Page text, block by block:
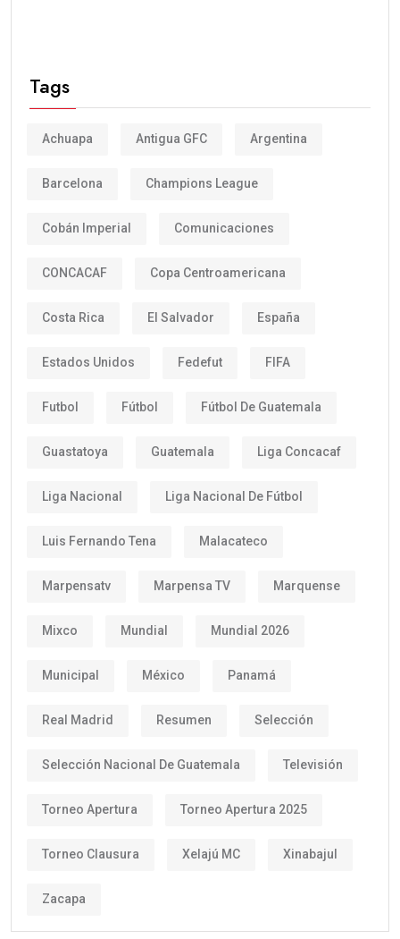
Tags
Achuapa Antigua GFC Argentina
Barcelona Champions League
Cobán Imperial Comunicaciones
CONCACAF Copa Centroamericana
Costa Rica El Salvador España
Estados Unidos Fedefut FIFA
Futbol Fútbol Fútbol De Guatemala
Guastatoya Guatemala Liga Concacaf
Liga Nacional Liga Nacional De Fútbol
Luis Fernando Tena Malacateco
Marpensatv Marpensa TV Marquense
Mixco Mundial Mundial 2026
Municipal México Panamá
Real Madrid Resumen Selección
Selección Nacional De Guatemala Televisión
Torneo Apertura Torneo Apertura 2025
Torneo Clausura Xelajú MC Xinabajul
Zacapa